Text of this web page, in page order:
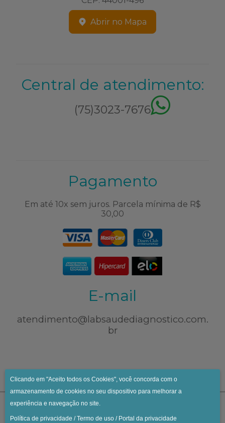
Abrir no Mapa
Central de atendimento:
(75)3023-7676
Pagamento
Em até 10x sem juros. Parcela mínima de R$
30,00
E-mail
atendimento@labsaudediagnostico.com.
br
Clicando em "Aceito todos os Cookies", você concorda com o
armazenamento de cookies no seu dispositivo para melhorar a
experiência e navegação no site.
Política de privacidade /Termo de uso / Portal da privacidade